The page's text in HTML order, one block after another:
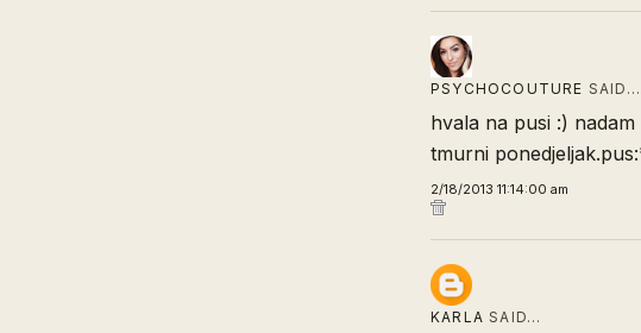
PSYCHOCOUTURE SAID…
hvala na pusi :)
tmurni
2/18/2013 11:14:00 am
KARLASAID…